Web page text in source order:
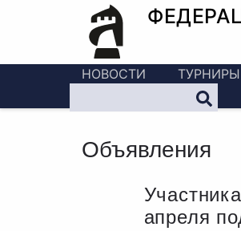
НОВОСТИ ТУРНИРЫ
Объявления
апреля